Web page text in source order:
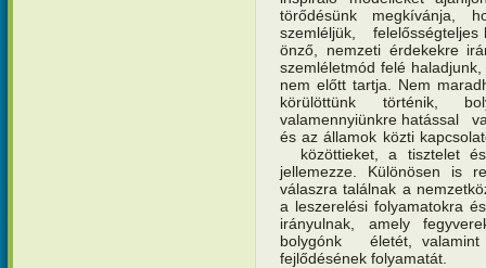
törődésünk megkívánja,
szemléljük, felelősségteljes
önző, nemzeti érdekekre
szemléletmód felé
nem előtt tartja. Nem
körülöttünk történik,
valamennyiünkre hatással
és az államok közti
közöttieket, a tisztelet
jellemezze. Különösen is
válaszra találnak a
a leszerelési folyamatokra
irányulnak, amely
bolygónk életét, valamint
fejlődésének folyamatát.